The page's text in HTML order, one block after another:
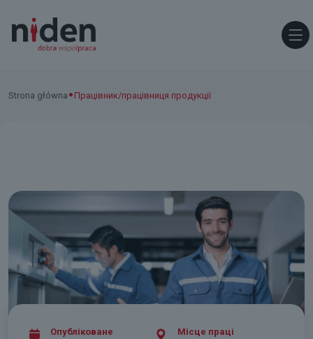
Strona główna • Працівник/працівниця продукції
Опубліковане
Місце праці